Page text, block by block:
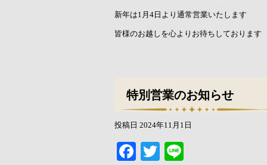
新年は1月4日より通常営業いたします
皆様のお越しを心よりお待ちしております
特別営業のお知らせ
投稿日 2024年11月1日
Facebook
Twitter